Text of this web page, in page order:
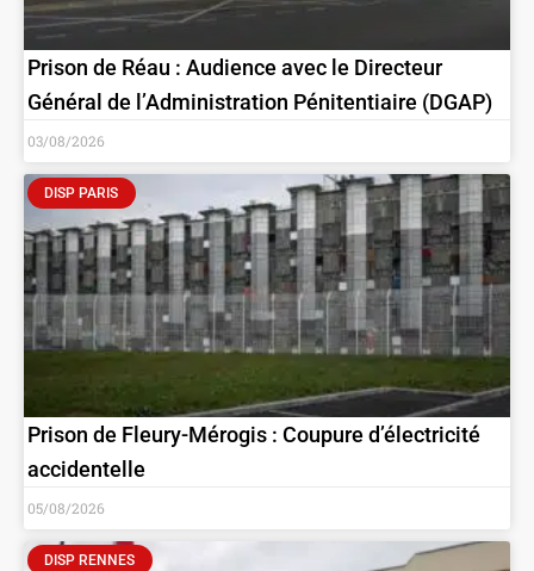
Prison de Réau : Audience avec le Directeur
Général de l’Administration Pénitentiaire (DGAP)
03/08/2026
DISP PARIS
Prison de Fleury-Mérogis : Coupure d’électricité
accidentelle
05/08/2026
DISP RENNES